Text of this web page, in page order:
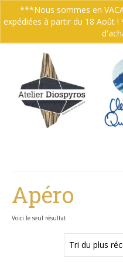
Votre
Apéro
Voici le seul résultat
***Nous sommes en
expédiées à partir du 18 Août